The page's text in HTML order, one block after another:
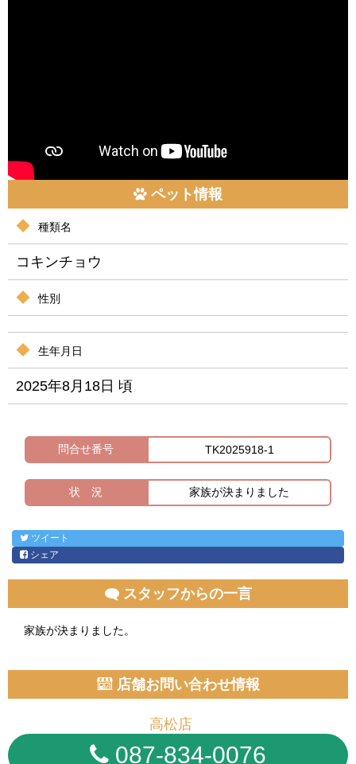
ペット情報
種類名
コキンチョウ
性別
生年月日
2025年8月18日 頃
問合せ番号 TK2025918-1
状 況 家族が決まりました
ツイート
シェア
スタッフからの一言
家族が決まりました。
店舗お問い合わせ情報
高松店
087-834-0076